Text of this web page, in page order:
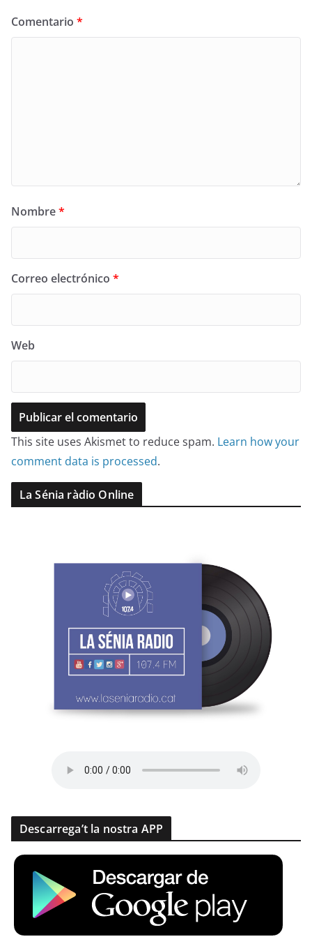
Comentario *
Nombre*
Correo electrónico *
Web
This site uses Akismet to reduce spam. Learn how your
comment data is processed.
La Sénia ràdio Online
Descarrega’t la nostra APP